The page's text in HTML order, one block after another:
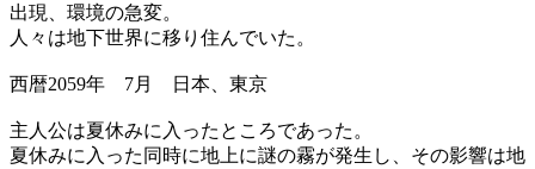
出現、環境の急変。
人々は地下世界に移り住んでいた。
西暦2059年 7月 日本、東京
主人公は夏休みに入ったところであった。
夏休みに入った同時に地上に謎の霧が発生し、その影響は地